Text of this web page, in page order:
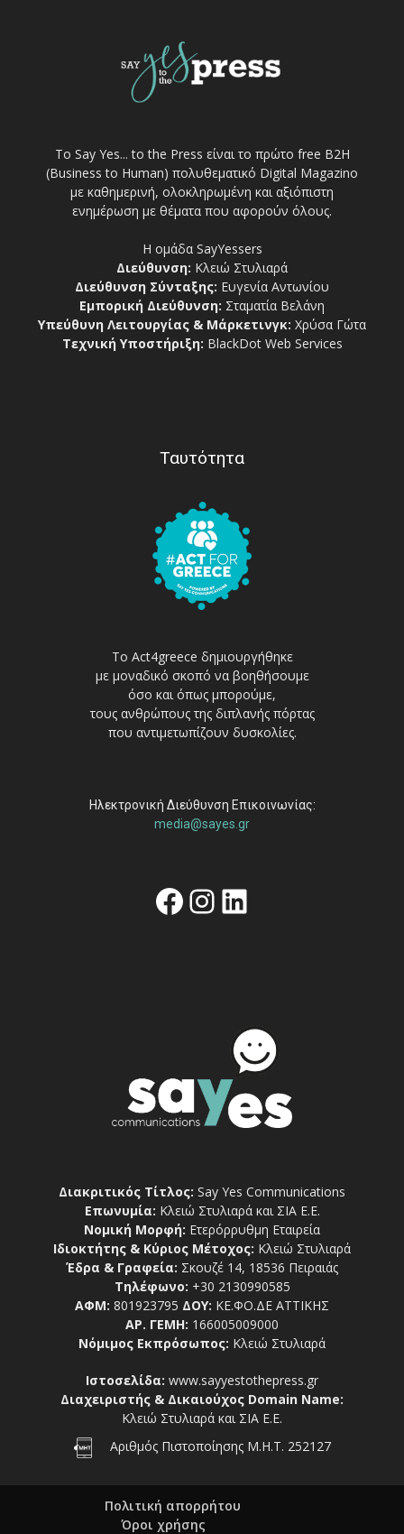
Το Say Yes... to the Press είναι το πρώτο free Β2Η
(Business to Human) πολυθεματικό Digital Magazino
με καθημερινή, ολοκληρωμένη και αξιόπιστη
ενημέρωση με θέματα που αφορούν όλους.
Η ομάδα SayYessers
Διεύθυνση: Κλειώ Στυλιαρά
Διεύθυνση Σύνταξης: Ευγενία Αντωνίου
Εμπορική Διεύθυνση: Σταματία Βελάνη
Υπεύθυνη Λειτουργίας & Μάρκετινγκ: Χρύσα Γώτα
Τεχνική Υποστήριξη: BlackDot Web Services
Ταυτότητα
Το Act4greece δημιουργήθηκε
με μοναδικό σκοπό να βοηθήσουμε
όσο και όπως μπορούμε,
τους ανθρώπους της διπλανής πόρτας
που αντιμετωπίζουν δυσκολίες.
Ηλεκτρονική Διεύθυνση Επικοινωνίας:
media@sayes.gr
Facebook
Instagram
Linkedin
Διακριτικός Τίτλος: Say Yes Communications
Επωνυμία: Κλειώ Στυλιαρά και ΣΙΑ Ε.Ε.
Νομική Μορφή: Ετερόρρυθμη Εταιρεία
Ιδιοκτήτης & Κύριος Μέτοχος: Κλειώ Στυλιαρά
Έδρα & Γραφεία: Σκουζέ 14, 18536 Πειραιάς
Τηλέφωνο: +30 2130990585
ΑΦΜ: 801923795 ΔΟΥ: ΚΕ.ΦΟ.ΔΕ ΑΤΤΙΚΗΣ
ΑΡ. ΓΕΜΗ: 166005009000
Νόμιμος Εκπρόσωπος: Κλειώ Στυλιαρά
Ιστοσελίδα: www.sayyestothepress.gr
Διαχειριστής & Δικαιούχος Domain Name:
Κλειώ Στυλιαρά και ΣΙΑ Ε.Ε.
Αριθμός Πιστοποίησης Μ.Η.Τ. 252127
Πολιτική απορρήτου
Όροι χρήσης